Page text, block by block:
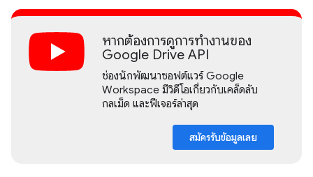
หากต้องการดูการทำงานของ
Google Drive API
ช่องนักพัฒนาซอฟต์แวร์ Google
Workspace มีวิดีโอเกี่ยวกับเคล็ดลับ
กลเม็ด และฟีเจอร์ล่าสุด
สมัครรับข้อมูลเลย